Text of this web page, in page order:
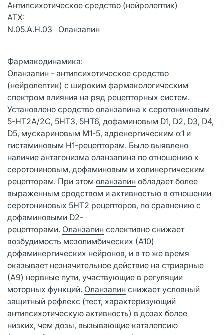
Антипсихотическое средство (нейролептик)
АТХ:
N.05.A.H.03 Оланзапин
Фармакодинамика:
Оланзапин - антипсихотическое средство
(нейролептик) с широким фармакологическим
спектром влияния на ряд рецепторных систем.
Установлено сродство оланзапина к серотониновым
5-НТ2А/2С, 5НТ3, 5НТ6, дофаминовым D1, D2, D3, D4,
D5, мускариновым М1-5, адренергическим α1 и
гистаминовым H1-рецепторам. Было выявлено
наличие антагонизма оланзапина по отношению к
серотониновым, дофаминовым и холинергическим
рецепторам. При этом оланзапин обладает более
выраженным сродством и активностью в отношении
серотониновых 5НТ2 рецепторов, по сравнению с
дофаминовыми D2-
рецепторами. Оланзапин селективно снижает
возбудимость мезолимбических (А10)
дофаминергических нейронов, и в то же время
оказывает незначительное действие на стриарные
(А9) нервные пути, участвующие в регуляции
моторных функций. Оланзапин снижает условный
защитный рефлекс (тест, характеризующий
антипсихотическую активность) в дозах более
низких, чем дозы, вызывающие каталепсию